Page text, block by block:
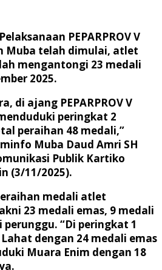
PEPARPROV V
Muba telah dimulai, atlet
mengantongi 23 medali
2025.
di ajang PEPARPROV V
peringkat 2
peraihan 48 medali,”
Muba Daud Amri SH
Publik Kartiko
(3/11/2025).
medali atlet
23 medali emas, 9 medali
“Di peringkat 1
dengan 24 medali emas
Muara Enim dengan 18